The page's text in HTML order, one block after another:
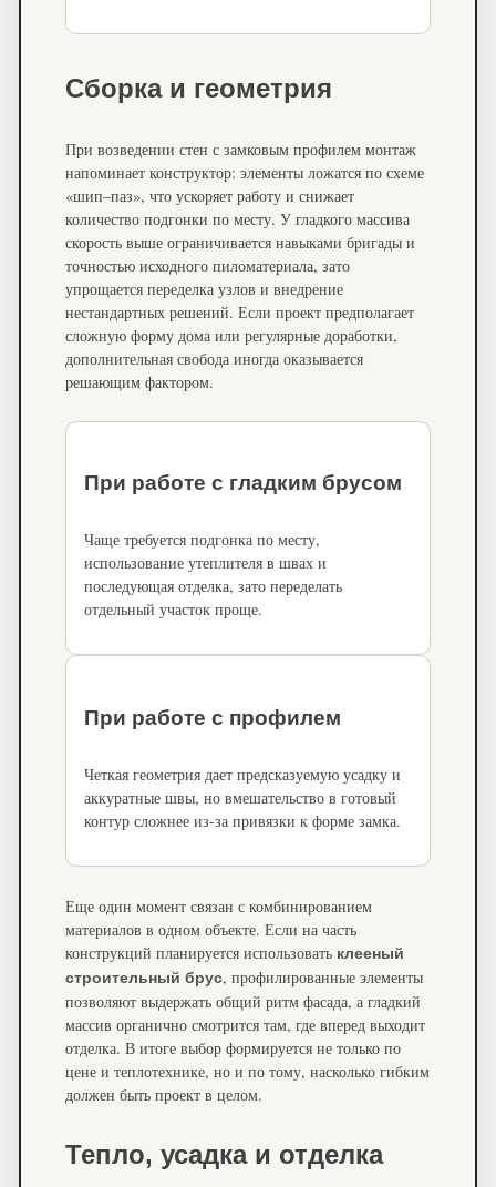
Сборка и геометрия
При возведении стен с замковым профилем монтаж
напоминает конструктор: элементы ложатся по схеме
«шип–паз», что ускоряет работу и снижает
количество подгонки по месту. У гладкого массива
скорость выше ограничивается навыками бригады и
точностью исходного пиломатериала, зато
упрощается переделка узлов и внедрение
нестандартных решений. Если проект предполагает
сложную форму дома или регулярные доработки,
дополнительная свобода иногда оказывается
решающим фактором.
При работе с гладким брусом
Чаще требуется подгонка по месту,
использование утеплителя в швах и
последующая отделка, зато переделать
отдельный участок проще.
При работе с профилем
Четкая геометрия дает предсказуемую усадку и
аккуратные швы, но вмешательство в готовый
контур сложнее из-за привязки к форме замка.
Еще один момент связан с комбинированием
материалов в одном объекте. Если на часть
конструкций планируется использовать клееный
строительный брус, профилированные элементы
позволяют выдержать общий ритм фасада, а гладкий
массив органично смотрится там, где вперед выходит
отделка. В итоге выбор формируется не только по
цене и теплотехнике, но и по тому, насколько гибким
должен быть проект в целом.
Тепло, усадка и отделка